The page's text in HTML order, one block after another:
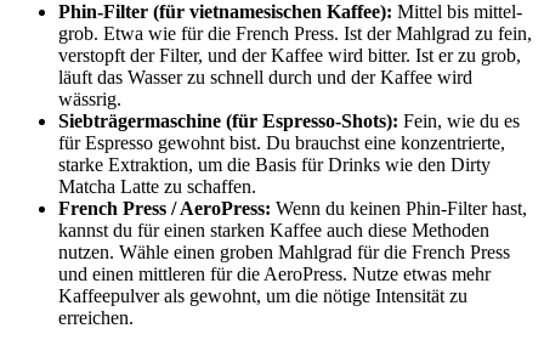
Phin-Filter (für vietnamesischen Kaffee): Mittel bis mittel-
grob. Etwa wie für die French Press. Ist der Mahlgrad zu fein,
verstopft der Filter, und der Kaffee wird bitter. Ist er zu grob,
läuft das Wasser zu schnell durch und der Kaffee wird
wässrig.
Siebträgermaschine (für Espresso-Shots): Fein, wie du es
für Espresso gewohnt bist. Du brauchst eine konzentrierte,
starke Extraktion, um die Basis für Drinks wie den Dirty
Matcha Latte zu schaffen.
French Press / AeroPress: Wenn du keinen Phin-Filter hast,
kannst du für einen starken Kaffee auch diese Methoden
nutzen. Wähle einen groben Mahlgrad für die French Press
und einen mittleren für die AeroPress. Nutze etwas mehr
Kaffeepulver als gewohnt, um die nötige Intensität zu
erreichen.